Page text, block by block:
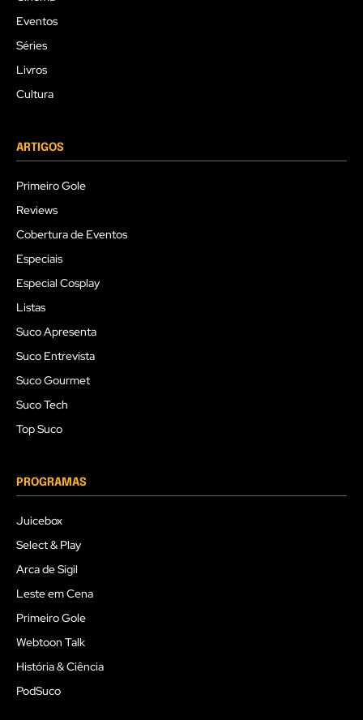
Eventos
Séries
Livros
Cultura
ARTIGOS
Primeiro Gole
Reviews
Cobertura de Eventos
Especiais
Especial Cosplay
Listas
Suco Apresenta
Suco Entrevista
Suco Gourmet
Suco Tech
Top Suco
PROGRAMAS
Juicebox
Select & Play
Arca de Sigil
Leste em Cena
Primeiro Gole
Webtoon Talk
História & Ciência
PodSuco